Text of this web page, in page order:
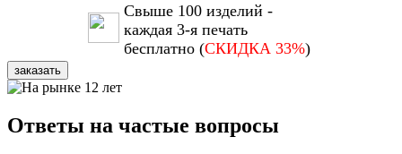
Свыше 100 изделий -
каждая 3-я печать
бесплатно (СКИДКА 33%)
заказать
Ответы на частые вопросы